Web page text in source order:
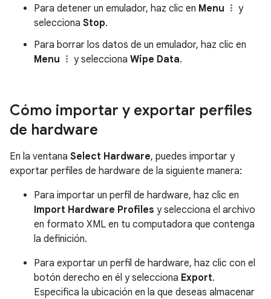
Para detener un emulador, haz clic en Menu
y
selecciona Stop.
Para borrar los datos de un emulador, haz clic en
Menu
y seleccionaWipe Data.
Cómo importar y exportar perfiles
de hardware
En la ventana Select Hardware, puedes importar y
exportar perfiles de hardware de la siguiente manera:
Para importar un perfil de hardware, haz clic en
Import Hardware Profiles y selecciona el archivo
en formato XML en tu computadora que contenga
la definición.
Para exportar un perfil de hardware, haz clic con el
botón derecho en él y selecciona Export.
Especifica la ubicación en la que deseas almacenar